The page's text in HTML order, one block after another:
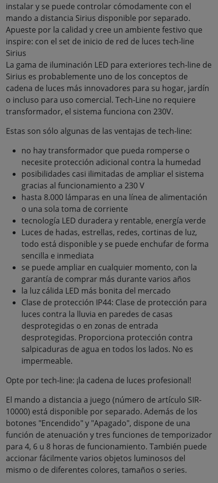
instalar y se puede controlar cómodamente con el
mando a distancia Sirius disponible por separado.
Apueste por la calidad y cree un ambiente festivo que
inspire: con el set de inicio de red de luces tech-line
Sirius
La gama de iluminación LED para exteriores tech-line de
Sirius es probablemente uno de los conceptos de
cadena de luces más innovadores para su hogar, jardín
o incluso para uso comercial. Tech-Line no requiere
transformador, el sistema funciona con 230V.
Estas son sólo algunas de las ventajas de tech-line:
no hay transformador que pueda romperse o
necesite protección adicional contra la humedad
posibilidades casi ilimitadas de ampliar el sistema
gracias al funcionamiento a 230 V
hasta 8.000 lámparas en una línea de alimentación
o una sola toma de corriente
tecnología LED duradera y rentable, energía verde
Luces de hadas, estrellas, redes, cortinas de luz,
todo está disponible y se puede enchufar de forma
sencilla e inmediata
se puede ampliar en cualquier momento, con la
garantía de comprar más durante varios años
la luz cálida LED más bonita del mercado
Clase de protección IP44: Clase de protección para
luces contra la lluvia en paredes de casas
desprotegidas o en zonas de entrada
desprotegidas. Proporciona protección contra
salpicaduras de agua en todos los lados. No es
impermeable.
Opte por tech-line: ¡la cadena de luces profesional!
El mando a distancia a juego (número de artículo SIR-
10000) está disponible por separado. Además de los
botones "Encendido" y "Apagado", dispone de una
función de atenuación y tres funciones de temporizador
para 4, 6 u 8 horas de funcionamiento. También puede
accionar fácilmente varios objetos luminosos del
mismo o de diferentes colores, tamaños o series.